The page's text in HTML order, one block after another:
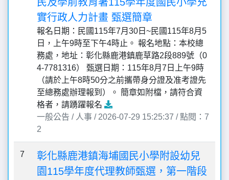
實行政人力計畫 甄選簡章
報名日期：民國115年7月30日~民國115年8月5
日，上午9時至下午4時止。 報名地點：本校總
務處，地址：彰化縣鹿港鎮鹿草路2段889號（0
4-7781316） 甄選日期：115年8月7日上午9時
（請於上午8時50分之前攜帶身分證及准考證先
至總務處辦理報到）。 簡章如附檔，請符合資
格者，請踴躍報名
一般公告 / 人事 / 2026-07-29 15:25:37 / 點閱：7
2
7
彰化縣鹿港鎮海埔國民小學附設幼兒
園115學年度代理教師甄選，第一階段